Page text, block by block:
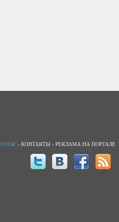
О НАС - КОНТАКТЫ - РЕКЛАМА НА ПОРТАЛЕ